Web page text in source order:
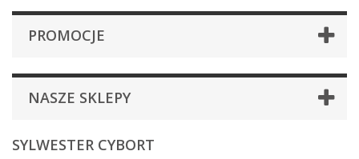
PROMOCJE
NASZE SKLEPY
SYLWESTER CYBORT